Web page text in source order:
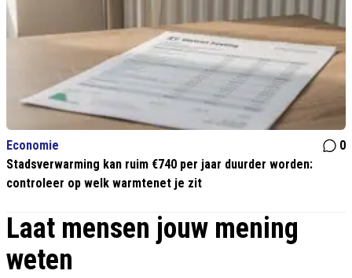
Economie
0
Stadsverwarming kan ruim €740 per jaar duurder worden:
controleer op welk warmtenet je zit
Laat mensen jouw mening
weten